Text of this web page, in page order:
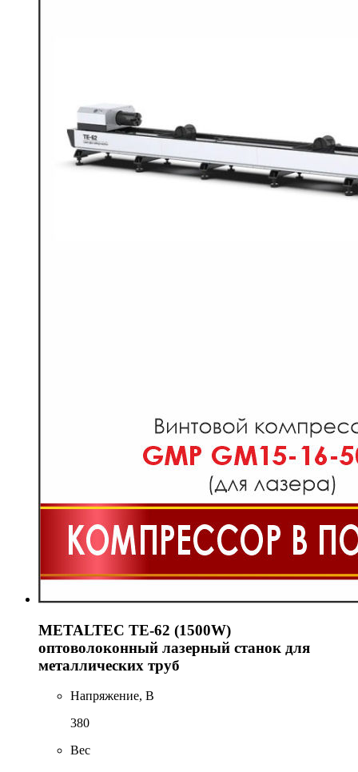
METALTEC TЕ-62 (1500W)
оптоволоконный лазерный станок для
металлических труб
Напряжение, В
380
Вес